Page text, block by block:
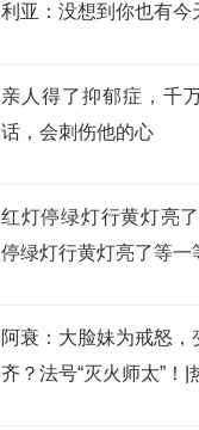
利亚：没想到你也有今
亲人得了抑郁症，千
话，会刺伤他的心
红灯停绿灯行黄灯亮
停绿灯行黄灯亮了等一
阿衰：大脸妹为戒怒
齐？法号“灭火师太”！|